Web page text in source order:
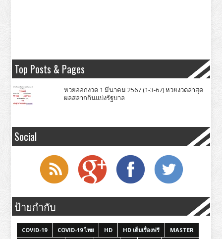
Top Posts & Pages
หวยออกงวด 1 มีนาคม 2567 (1-3-67) หวยงวดล่าสุด
ผลสลากกินแบ่งรัฐบาล
Social
ป้ายกำกับ
COVID-19 COVID-19 ไทย HD HD เต็มเรื่องฟรี
MASTER